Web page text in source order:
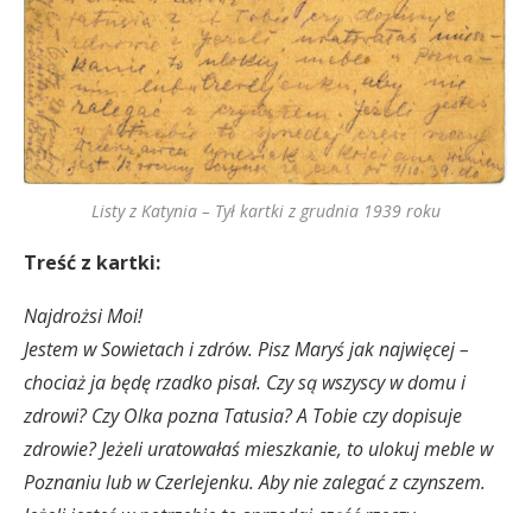
Listy z Katynia – Tył kartki z grudnia 1939 roku
Treść z kartki:
Najdrożsi Moi!
Jestem w Sowietach i zdrów. Pisz Maryś jak najwięcej –
chociaż ja będę rzadko pisał. Czy są wszyscy w domu i
zdrowi? Czy Olka pozna Tatusia? A Tobie czy dopisuje
zdrowie? Jeżeli uratowałaś mieszkanie, to ulokuj meble w
Poznaniu lub w Czerlejenku. Aby nie zalegać z czynszem.